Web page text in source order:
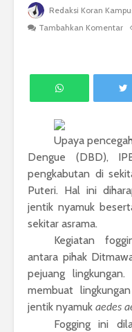
Redaksi Koran
Tambahkan Komentar
Upaya
Dengue (DBD),
pengkabutan di
Puteri. Hal ini
jentik nyamuk
sekitar asrama.
Kegiatan
antara pihak
pejuang
membuat
jentik nyamuk aedes
Fogging ini